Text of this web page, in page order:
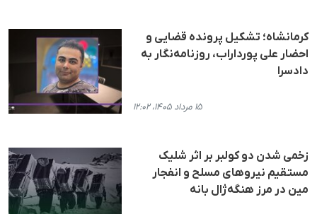
کرمانشاه؛ تشکیل پرونده قضایی و
احضار علی پورداراب، روزنامه‌نگار به
دادسرا
۱۵ مرداد ۱۴۰۵، ۱۲:۰۲
زخمی شدن دو کولبر بر اثر شلیک
مستقیم نیروهای مسلح و انفجار
مین در مرز هنگه‌ژال بانه